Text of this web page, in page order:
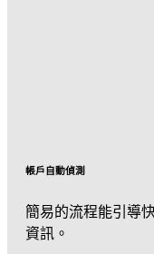
帳戶自動偵測
簡易的流程能引導
資訊。